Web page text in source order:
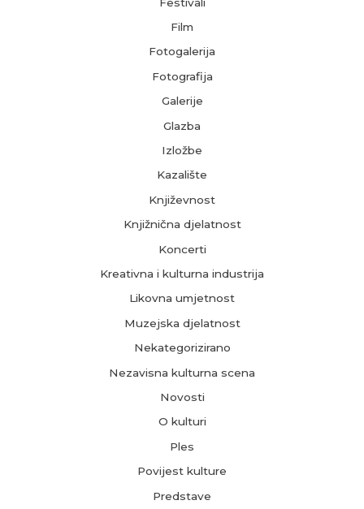
Film
Fotogalerija
Fotografija
Galerije
Glazba
Izložbe
Kazalište
Književnost
Knjižnična djelatnost
Koncerti
Kreativna i kulturna industrija
Likovna umjetnost
Muzejska djelatnost
Nekategorizirano
Nezavisna kulturna scena
Novosti
O kulturi
Ples
Povijest kulture
Predstave